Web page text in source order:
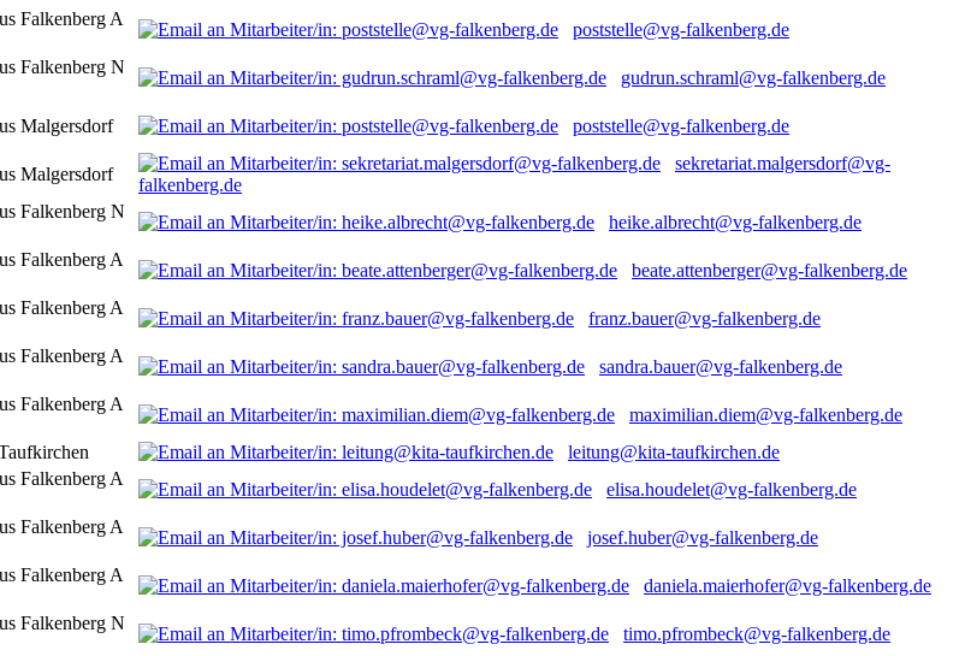
Falkenberg A
poststelle@vg-falkenberg.de
Falkenberg N
gudrun.schraml@vg-falkenberg.de
Malgersdorf poststelle@vg-falkenberg.de
Malgersdorf
sekretariat.malgersdorf@vg-
falkenberg.de
Falkenberg N
heike.albrecht@vg-falkenberg.de
Falkenberg A
beate.attenberger@vg-falkenberg.de
Falkenberg A
franz.bauer@vg-falkenberg.de
Falkenberg A
sandra.bauer@vg-falkenberg.de
Falkenberg A
maximilian.diem@vg-falkenberg.de
leitung@kita-taufkirchen.de
Falkenberg A
elisa.houdelet@vg-falkenberg.de
Falkenberg A
josef.huber@vg-falkenberg.de
Falkenberg A
daniela.maierhofer@vg-falkenberg.de
Falkenberg N
timo.pfrombeck@vg-falkenberg.de